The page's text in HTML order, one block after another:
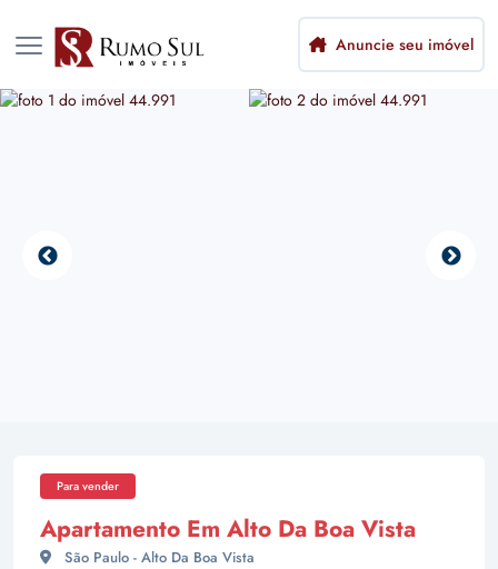
Anuncie seu imóvel
Para vender
Apartamento Em Alto Da Boa Vista
São Paulo - Alto Da Boa Vista